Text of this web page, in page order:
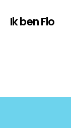
Ik ben Flo